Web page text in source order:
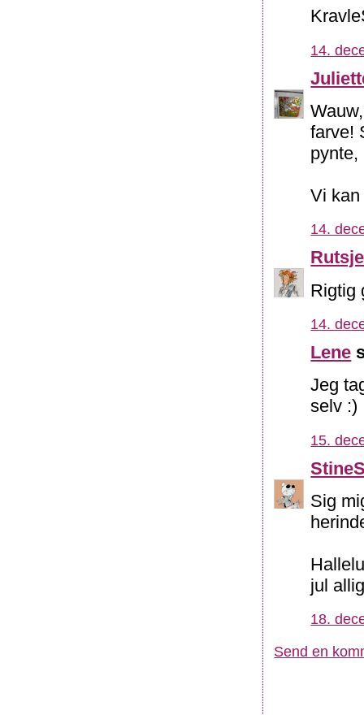
14.
farve!
Vi
14.
Rutsje
Rigtig
14.
Lene
Jeg
selv :)
15.
Sig
jul
18.
Send en